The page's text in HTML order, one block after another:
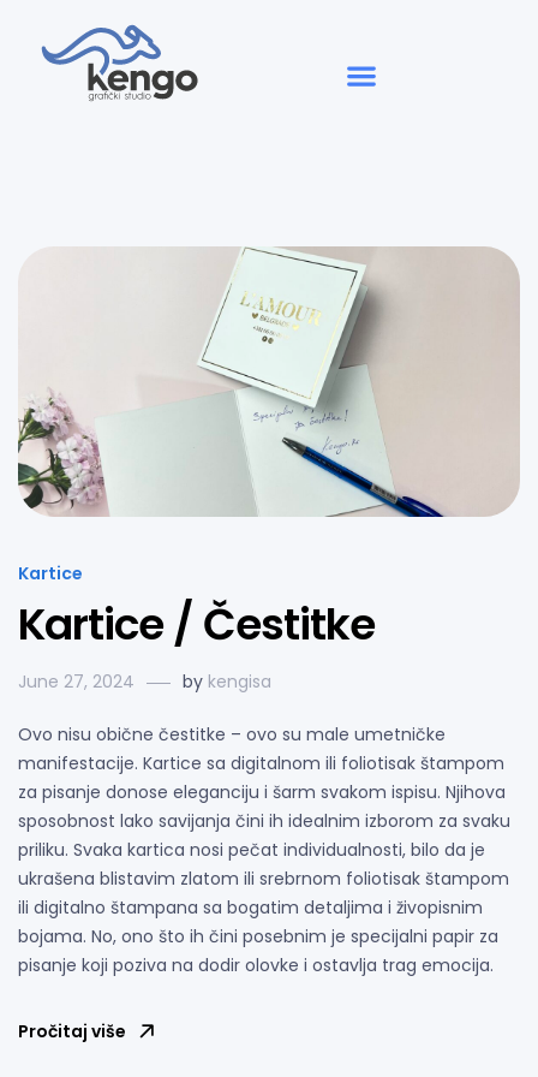
Kartice
Kartice / Čestitke
June 27, 2024 by kengisa
Ovo nisu obične čestitke – ovo su male umetničke
manifestacije. Kartice sa digitalnom ili foliotisak štampom
za pisanje donose eleganciju i šarm svakom ispisu. Njihova
sposobnost lako savijanja čini ih idealnim izborom za svaku
priliku. Svaka kartica nosi pečat individualnosti, bilo da je
ukrašena blistavim zlatom ili srebrnom foliotisak štampom
ili digitalno štampana sa bogatim detaljima i živopisnim
bojama. No, ono što ih čini posebnim je specijalni papir za
pisanje koji poziva na dodir olovke i ostavlja trag emocija.
Pročitaj više